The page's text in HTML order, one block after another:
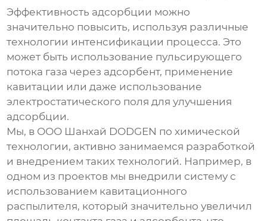
Эффективность адсорбции можно
значительно повысить, используя различные
технологии интенсификации процесса. Это
может быть использование пульсирующего
потока газа через адсорбент, применение
кавитации или даже использование
электростатического поля для улучшения
адсорбции.
Мы, в ООО Шанхай DODGEN по химической
технологии, активно занимаемся разработкой
и внедрением таких технологий. Например, в
одном из проектов мы внедрили систему с
использованием кавитационного
распылителя, который значительно увеличил